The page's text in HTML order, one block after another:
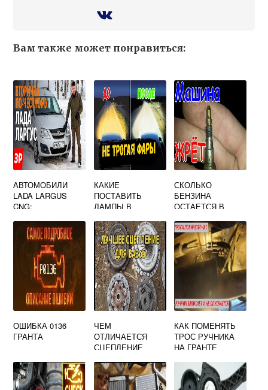
Вам также может понравиться:
АВТОМОБИЛИ
LADA LARGUS
CNG:
ТЕХНИЧЕСКИЕ
ХАРАКТЕРИСТИК
КАКИЕ
ПОСТАВИТЬ
ЛАМПЫ В
ПРИОРА
СКОЛЬКО
БЕНЗИНА
ОСТАЕТСЯ В
ЗАГОРАЕТСЯ
ЛАМПОЧКА ЛАДА
КАЛИНА 1
ОШИБКА 0136
ГРАНТА
ЧЕМ
ОТЛИЧАЕТСЯ
СЦЕПЛЕНИЕ
ГРАНТЫ
КАК ПОМЕНЯТЬ
ТРОС РУЧНИКА
НА ГРАНТЕ